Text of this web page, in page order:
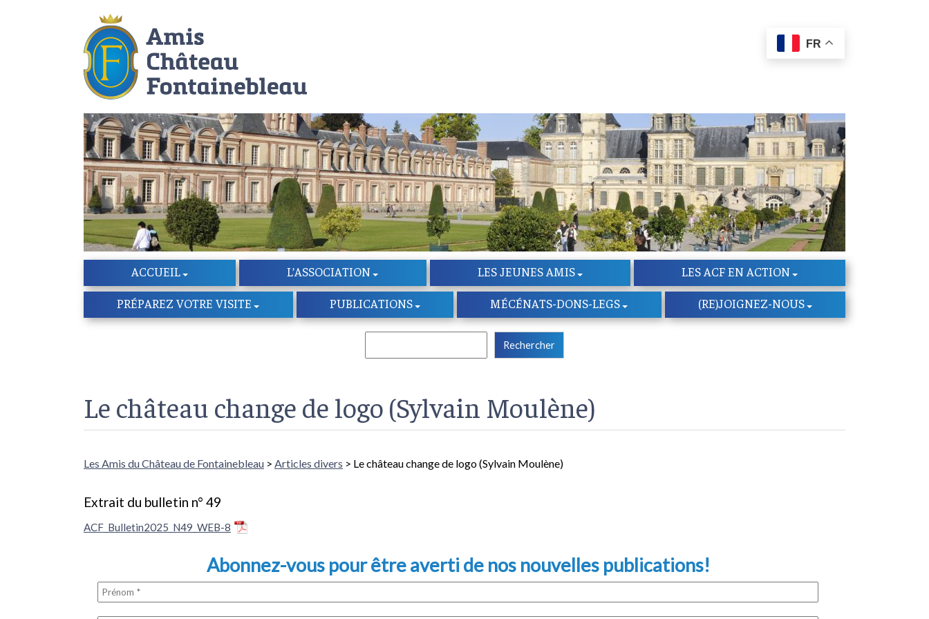
FR
ACCUEIL L’ASSOCIATION LES JEUNES AMIS LES ACF EN ACTION
PRÉPAREZ VOTRE VISITE PUBLICATIONS MÉCÉNATS-DONS-LEGS (RE)JOIGNEZ-NOUS
Rechercher :
Le château change de logo (Sylvain Moulène)
Les Amis du Château de Fontainebleau > Articles divers > Le château change de logo (Sylvain Moulène)
Extrait du bulletin n° 49
ACF_Bulletin2025_N49_WEB-8
Abonnez-vous pour être averti de nos nouvelles publications!